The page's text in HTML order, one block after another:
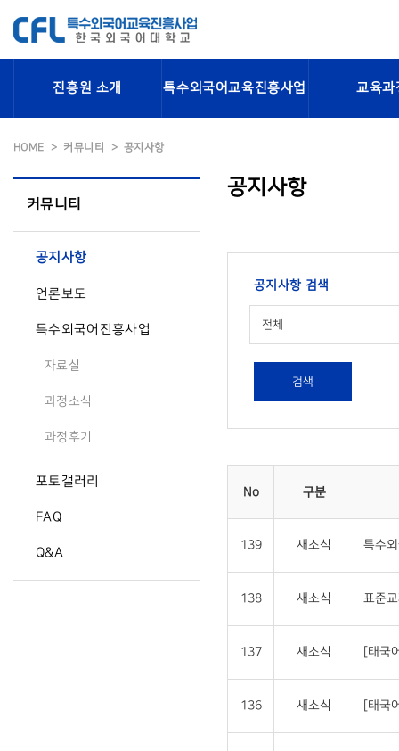
진흥원 소개 특수외국어교육진흥사업 교육과
HOME 커뮤니티 공지사항
커뮤니티
공지사항
언론보도
특수외국어진흥사업
자료실
과정소식
과정후기
포토갤러리
FAQ
Q&A
공지사항
공지사항 검색
전체
검색
No 구분
139 새소식 특수
138 새소식 표준
137 새소식 [태국
136 새소식 [태국